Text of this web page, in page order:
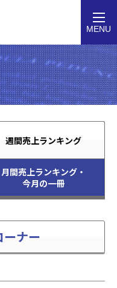
MENU
週間売上ランキング
月間売上ランキング・
今月の一冊
ーナー